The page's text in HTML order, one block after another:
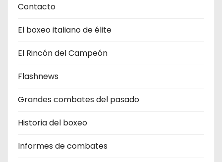
Contacto
El boxeo italiano de élite
El Rincón del Campeón
Flashnews
Grandes combates del pasado
Historia del boxeo
Informes de combates